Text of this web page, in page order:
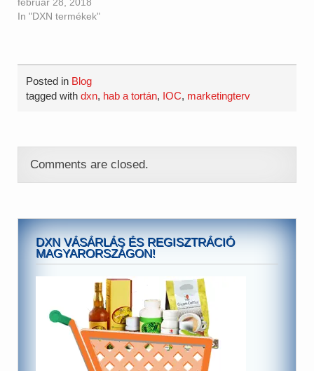
In "DXN termékek"
Posted in Blog
tagged withdxn, hab a tortán, IOC, marketingterv
Comments are closed.
DXN VÁSÁRLÁS ÉS REGISZTRÁCIÓ
MAGYARORSZÁGON!